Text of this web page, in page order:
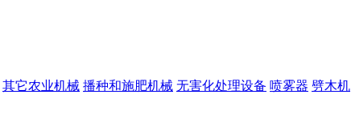
其它农业机械 播种和施肥机械 无害化处理设备 喷雾器 劈木机